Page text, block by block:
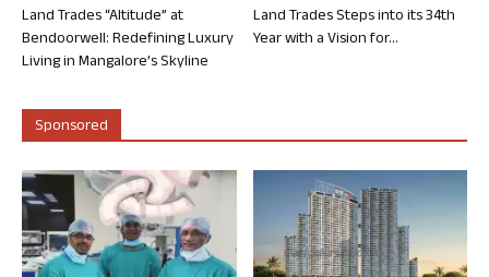
Land Trades “Altitude” at
Bendoorwell: Redefining Luxury
Living in Mangalore’s Skyline
Land Trades Steps into its 34th
Year with a Vision for...
Sponsored